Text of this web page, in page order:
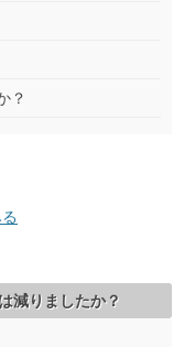
？
減りましたか？